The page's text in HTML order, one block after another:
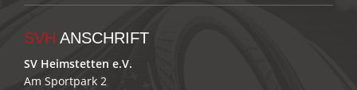
SVH ANSCHRIFT
SV Heimstetten e.V.
Am Sportpark 2